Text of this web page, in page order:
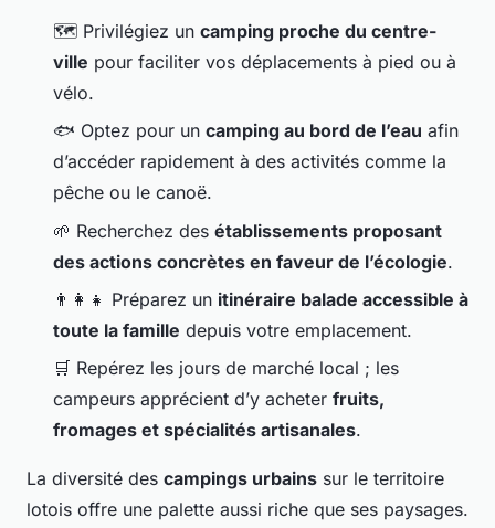
🗺️ Privilégiez un camping proche du centre-
ville pour faciliter vos déplacements à pied ou à
vélo.
🐟 Optez pour un camping au bord de l’eau afin
d’accéder rapidement à des activités comme la
pêche ou le canoë.
🌱 Recherchez des établissements proposant
des actions concrètes en faveur de l’écologie.
👨‍👩‍👧 Préparez un itinéraire balade accessible à
toute la famille depuis votre emplacement.
🛒 Repérez les jours de marché local ; les
campeurs apprécient d’y acheter fruits,
fromages et spécialités artisanales.
La diversité des campings urbains sur le territoire
lotois offre une palette aussi riche que ses paysages.